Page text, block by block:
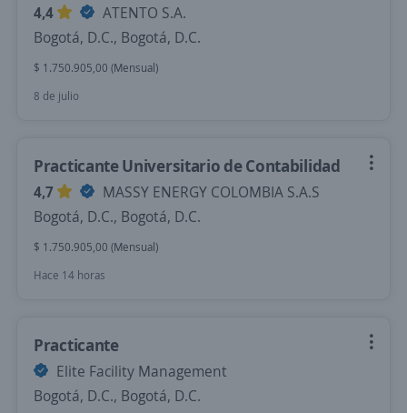
4,4
ATENTO S.A.
Bogotá, D.C., Bogotá, D.C.
$ 1.750.905,00 (Mensual)
8 de julio
Practicante Universitario de Contabilidad
4,7
MASSY ENERGY COLOMBIA S.A.S
Bogotá, D.C., Bogotá, D.C.
$ 1.750.905,00 (Mensual)
Hace 14 horas
Practicante
Elite Facility Management
Bogotá, D.C., Bogotá, D.C.